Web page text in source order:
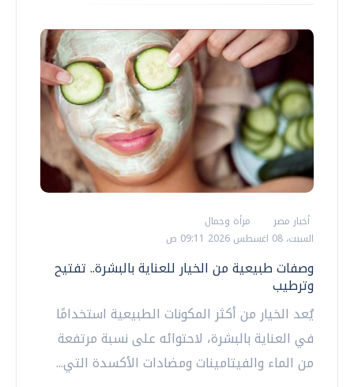
أخبار مصر
مرأة وجمال
السبت، 08 اغسطس 2026 09:11 ص
وصفات طبيعية من الخيار للعناية بالبشرة.. تفتيح
وترطيب
يُعد الخيار من أكثر المكونات الطبيعية استخدامًا
في العناية بالبشرة، لاحتوائه على نسبة مرتفعة
من الماء والفيتامينات ومضادات الأكسدة التي...